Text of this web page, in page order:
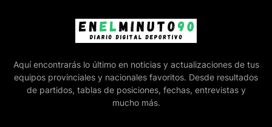
Aquí encontrarás lo último en noticias y actualizaciones de tus
equipos provinciales y nacionales favoritos. Desde resultados
de partidos, tablas de posiciones, fechas, entrevistas y
mucho más.